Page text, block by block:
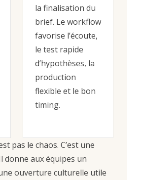
la finalisation du
brief. Le workflow
favorise l’écoute,
le test rapide
d’hypothèses, la
production
flexible et le bon
timing.
pas le chaos. C’est une
donne aux équipes un
ouverture culturelle utile